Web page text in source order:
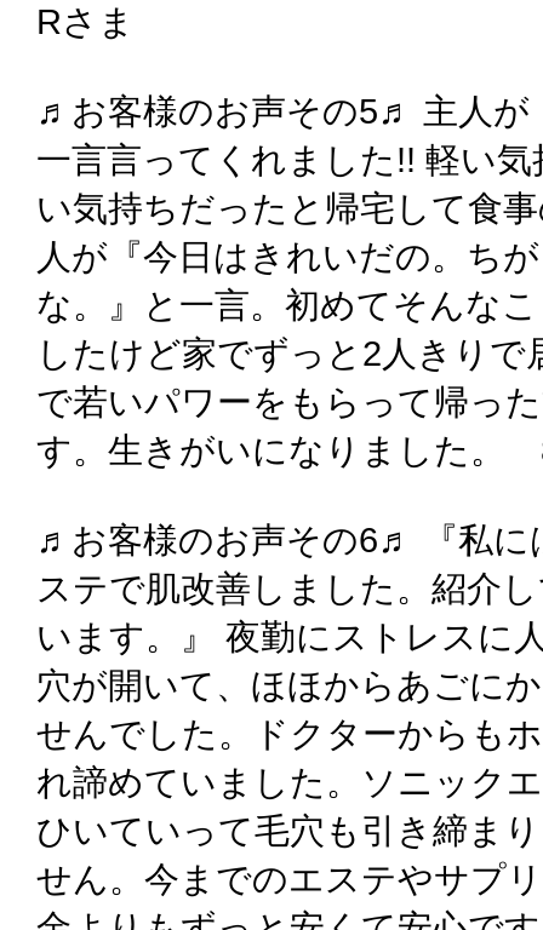
Rさま
♬お客様のお声その5♬ 主人が
一言言ってくれました!! 軽い
い気持ちだったと帰宅して食
人が『今日はきれいだの。ち
な。』と一言。初めてそんな
したけど家でずっと2人きり
で若いパワーをもらって帰っ
す。生きがいになりました
♬お客様のお声その6♬ 『私に
ステで肌改善しました。紹介
います。』 夜勤にストレスに
穴が開いて、ほほからあごに
せんでした。ドクターからも
れ諦めていました。ソニック
ひいていって毛穴も引き締ま
せん。今までのエステやサプ